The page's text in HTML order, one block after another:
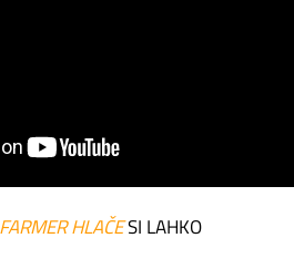
HLAČESI LAHKO